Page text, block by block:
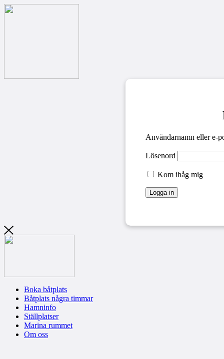
Användarnamn eller e-
Lösenord
Kom ihåg mig
Boka båtplats
Båtplats några timmar
Hamninfo
Ställplatser
Marina rummet
Om oss